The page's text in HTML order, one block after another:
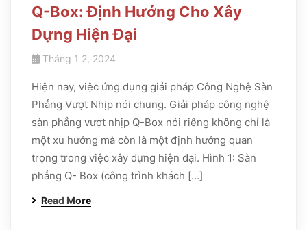
Q-Box: Định Hướng Cho Xây
Dựng Hiện Đại
Tháng 1 2, 2024
Hiện nay, việc ứng dụng giải pháp Công Nghệ Sàn
Phẳng Vượt Nhịp nói chung. Giải pháp công nghệ
sàn phẳng vượt nhịp Q-Box nói riêng không chỉ là
một xu hướng mà còn là một định hướng quan
trọng trong việc xây dựng hiện đại. Hình 1: Sàn
phẳng Q- Box (công trình khách […]
Read More